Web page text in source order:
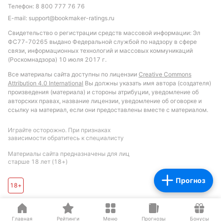
Обновлено:
Автор
Питер Бьёрн
Подписаться
Прогноз
Главная Рейтинги Меню Прогнозы Бонусы
Телефон: 8 800 777 76 76
E-mail: support@bookmaker-ratings.ru
Свидетельство о регистрации средств массовой информации: Эл
ФС77-70265 выдано Федеральной службой по надзору в сфере
связи, информационных технологий и массовых коммуникаций
(Роскомнадзора) 10 июля 2017 г.
Все материалы сайта доступны по лицензии Creative Commons
Attribution 4.0 International Вы должны указать имя автора (создателя)
произведения (материала) и стороны атрибуции, уведомление об
авторских правах, название лицензии, уведомление об оговорке и
ссылку на материал, если они предоставлены вместе с материалом.
Играйте осторожно. При признаках
зависимости обратитесь к специалисту
Материалы сайта предназначены для лиц
старше 18 лет (18+)
18+